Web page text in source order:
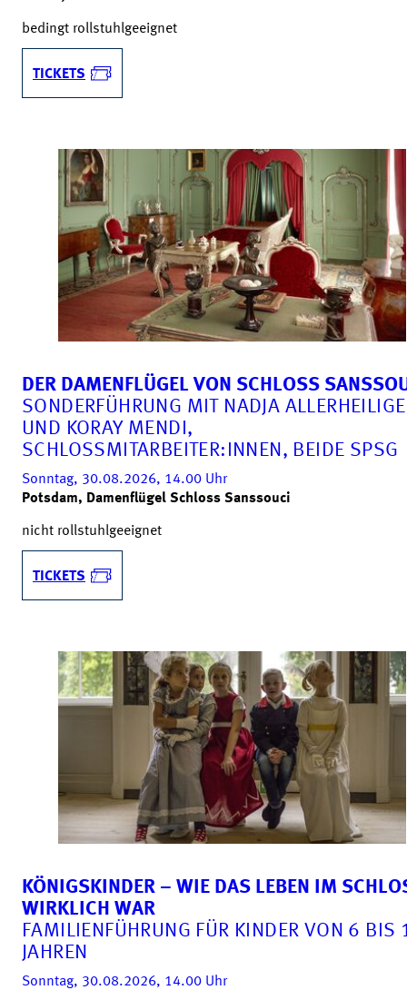
bedingt rollstuhlgeeignet
TICKETS
DER DAMENFLÜGEL VON SCHLOSS
SONDERFÜHRUNG MIT NADJA
UND KORAY MENDI,
SCHLOSSMITARBEITER:INNEN, BEIDE SPSG
Sonntag, 30.08.2026, 14.00 Uhr
Potsdam, Damenflügel Schloss Sanssouci
nicht rollstuhlgeeignet
TICKETS
KÖNIGSKINDER – WIE DAS LEBEN IM
WIRKLICH WAR
FAMILIENFÜHRUNG FÜR KINDER VON 6 BIS
JAHREN
Sonntag, 30.08.2026, 14.00 Uhr